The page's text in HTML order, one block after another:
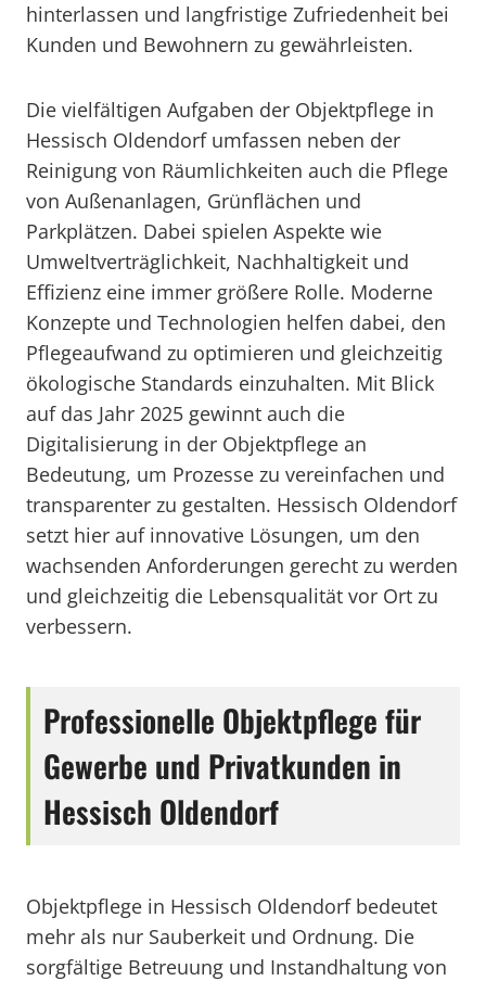
hinterlassen und langfristige Zufriedenheit bei
Kunden und Bewohnern zu gewährleisten.
Die vielfältigen Aufgaben der Objektpflege in
Hessisch Oldendorf umfassen neben der
Reinigung von Räumlichkeiten auch die Pflege
von Außenanlagen, Grünflächen und
Parkplätzen. Dabei spielen Aspekte wie
Umweltverträglichkeit, Nachhaltigkeit und
Effizienz eine immer größere Rolle. Moderne
Konzepte und Technologien helfen dabei, den
Pflegeaufwand zu optimieren und gleichzeitig
ökologische Standards einzuhalten. Mit Blick
auf das Jahr 2025 gewinnt auch die
Digitalisierung in der Objektpflege an
Bedeutung, um Prozesse zu vereinfachen und
transparenter zu gestalten. Hessisch Oldendorf
setzt hier auf innovative Lösungen, um den
wachsenden Anforderungen gerecht zu werden
und gleichzeitig die Lebensqualität vor Ort zu
verbessern.
Professionelle Objektpflege für
Gewerbe und Privatkunden in
Hessisch Oldendorf
Objektpflege in Hessisch Oldendorf bedeutet
mehr als nur Sauberkeit und Ordnung. Die
sorgfältige Betreuung und Instandhaltung von